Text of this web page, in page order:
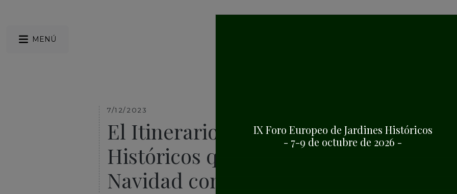
MENÚ
7/12/2023
El Itinerario Europeo de Jardines
Históricos quiere celebrar la
Navidad contigo.
IX Foro Europeo de Jardines Históricos
- 7-9 de octubre de 2026 -